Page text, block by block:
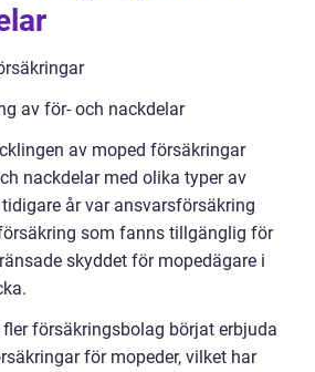
av för- och nackdelar
av moped försäkringar
nackdelar med olika typer av
år var ansvarsförsäkring
som fanns tillgänglig för
skyddet för mopedägare i
försäkringsbolag börjat erbjuda
för mopeder, vilket har